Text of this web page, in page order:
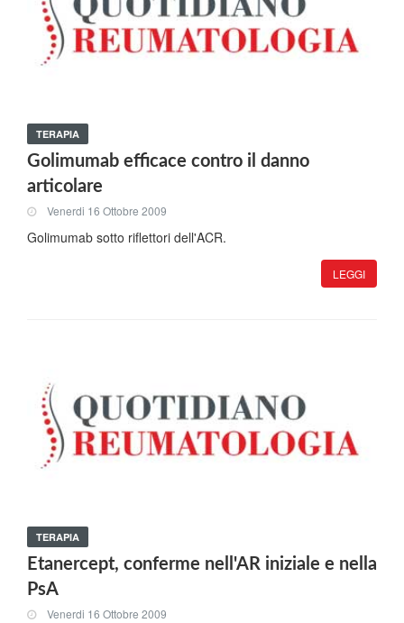
TERAPIA
Golimumab efficace contro il danno
articolare
Venerdi 16 Ottobre 2009
Golimumab sotto riflettori dell'ACR.
LEGGI
TERAPIA
Etanercept, conferme nell'AR iniziale e nella
PsA
Venerdi 16 Ottobre 2009